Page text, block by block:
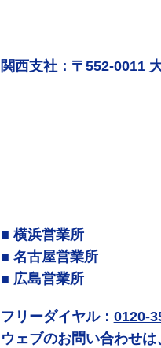
関西支社：〒552-0011
■ 横浜営業所
■ 名古屋営業所
■ 広島営業所
フリーダイヤル： 0120-
ウェブのお問い合わせは